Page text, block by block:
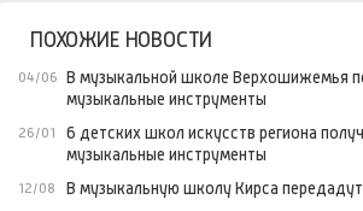
ПОХОЖИЕ НОВОСТИ
04/06 В музыкальной школе Верхошижемья
музыкальные инструменты
26/01
6 детских школ искусств региона
музыкальные инструменты
12/08 В музыкальную школу Кирса